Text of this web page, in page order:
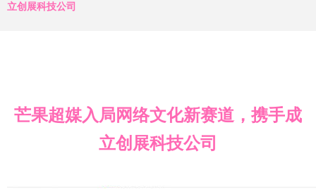
立创展科技公司
芒果超媒入局网络文化新赛道，携手成
立创展科技公司